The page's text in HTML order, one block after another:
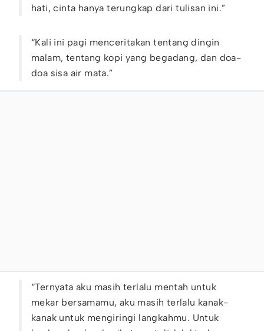
hati, cinta hanya terungkap dari tulisan ini.”
“Kali ini pagi menceritakan tentang dingin
malam, tentang kopi yang begadang, dan doa-
doa sisa air mata.”
“Ternyata aku masih terlalu mentah untuk
mekar bersamamu, aku masih terlalu kanak-
kanak untuk mengiringi langkahmu. Untuk